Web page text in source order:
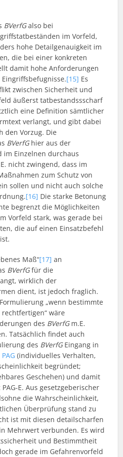
BVerfGalso bei
im Vorfeld,
hohe Detailgenauigkeit im
die bei einer konkreten
damit hohe Anforderungen
[15] Es
zwischen Sicherheit und
äußerst tatbestandssscharf
eine Definition sämtlicher
verlangt, und gibt dabei
den Vorzug. Die
BVerfGhier aus der
im Einzelnen durchaus
nicht zwingend, dass im
zum Schutz von
sollen und nicht auch solche
[16] Die starke Betonung
begrenzt die Möglichkeiten
Vorfeld stark, was gerade bei
die auf einen Einsatzbefehl
Maß“[17] an
BVerfGfür die
wirklich der
dient, ist jedoch fraglich.
„wenn bestimmte
wäre
des BVerfGm.E.
Tatsächlich findet auch
des BVerfGEingang in
(individuelles Verhalten,
begründet;
Geschehen) und damit
E. Aus gesetzgeberischer
die Wahrscheinlichkeit,
Überprüfung stand zu
ist mit diesen detailscharfen
Mehrwert verbunden. Es wird
und Bestimmtheit
gerade im Gefahrenvorfeld